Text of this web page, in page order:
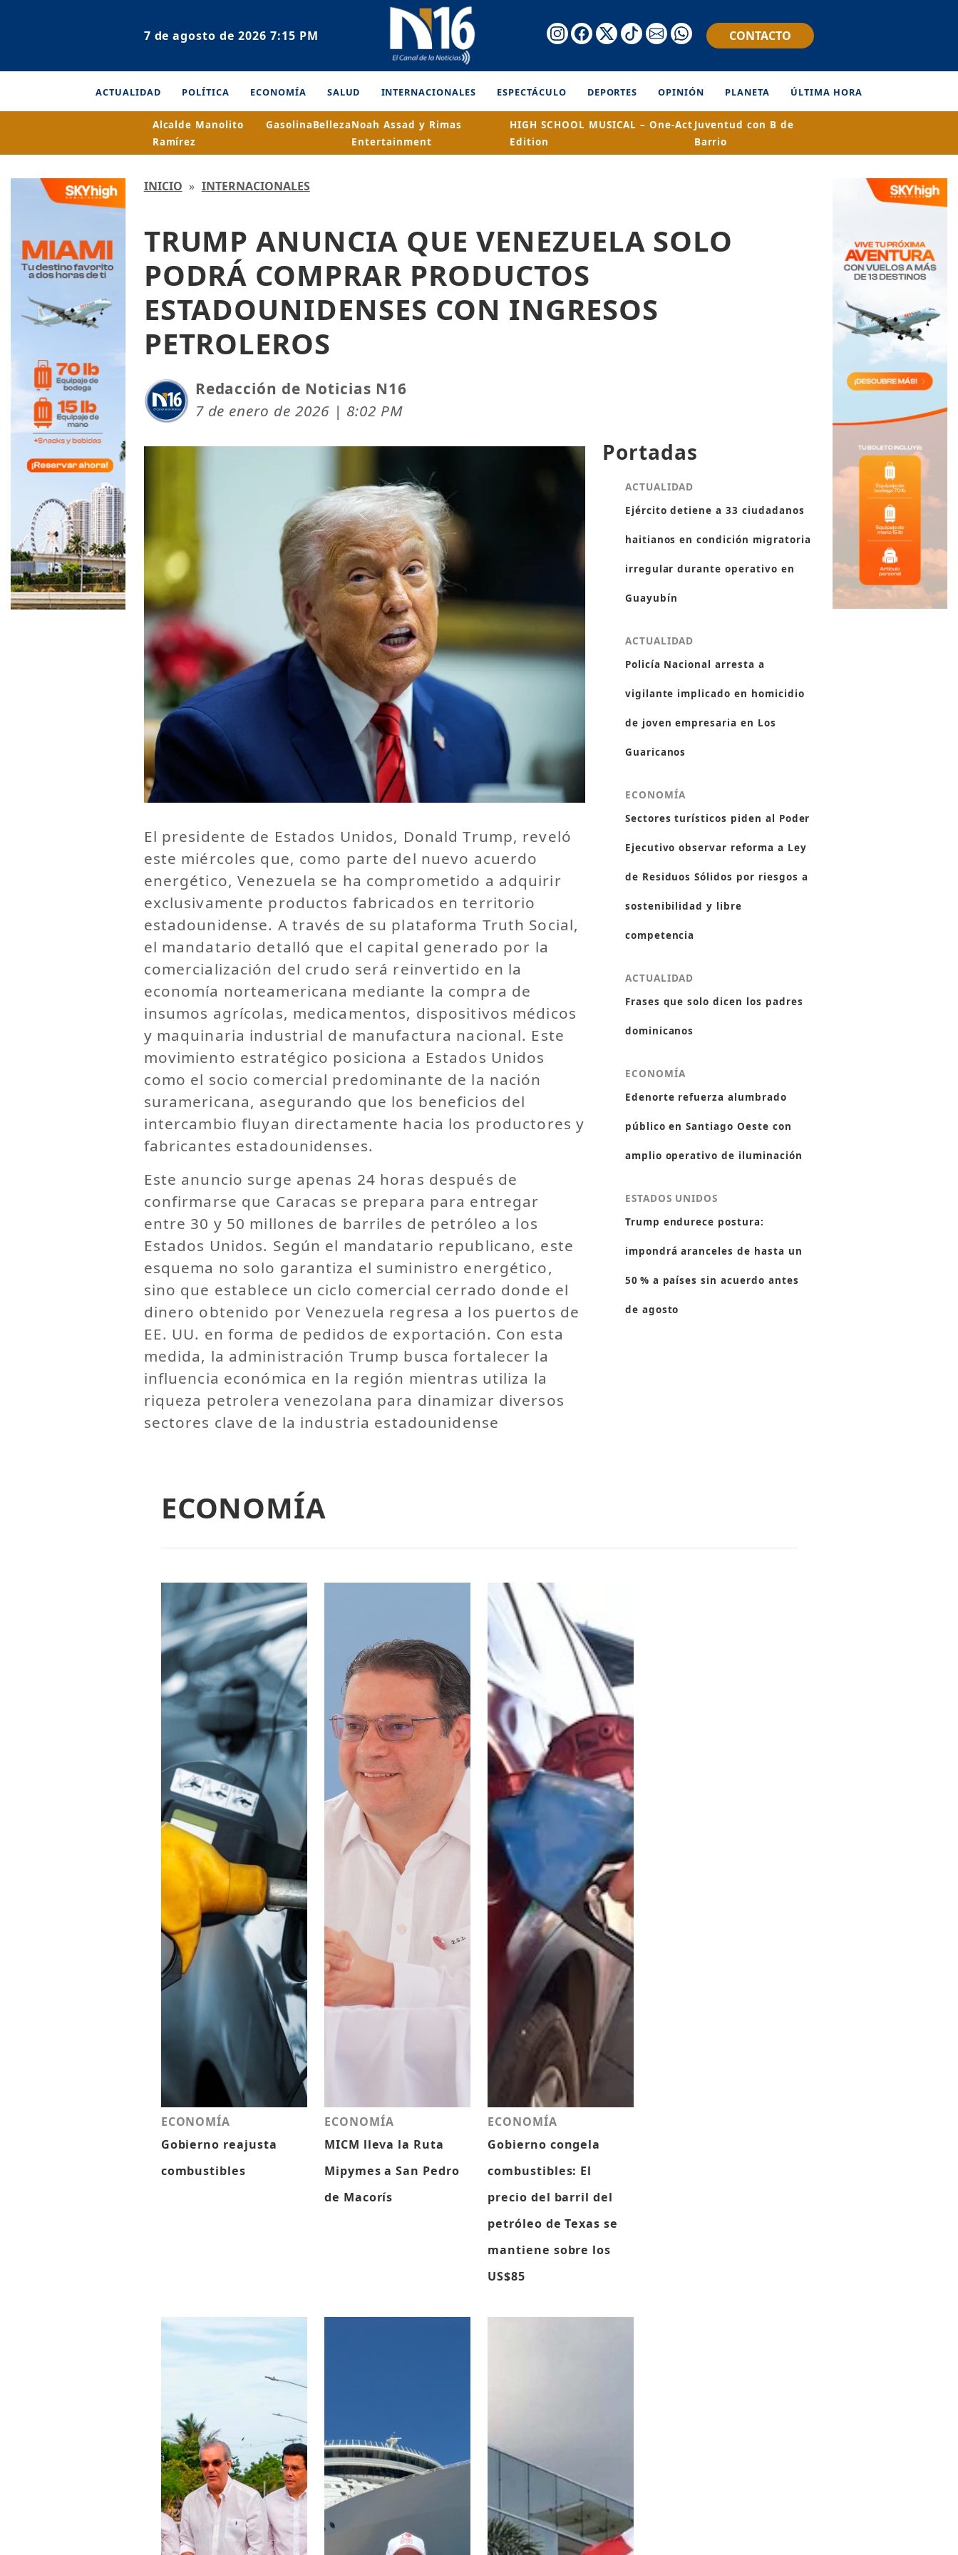
7 de agosto de 2026 7:15 PM CONTACTO
ACTUALIDAD POLÍTICA ECONOMÍA SALUD INTERNACIONALES ESPECTÁCULO DEPORTES OPINIÓN PLANETA ÚLTIMA HORA
Alcalde Manolito
Ramírez
GasolinaBellezaNoah Assad y Rimas
Entertainment
HIGH SCHOOL MUSICAL – One-Act
Edition
Juventud con B de
Barrio
INICIO » INTERNACIONALES
TRUMP ANUNCIA QUE VENEZUELA SOLO
PODRÁ COMPRAR PRODUCTOS
ESTADOUNIDENSES CON INGRESOS
PETROLEROS
Redacción de Noticias N16
7 de enero de 2026 | 8:02 PM
El presidente de Estados Unidos, Donald Trump, reveló
este miércoles que, como parte del nuevo acuerdo
energético, Venezuela se ha comprometido a adquirir
exclusivamente productos fabricados en territorio
estadounidense. A través de su plataforma Truth Social,
el mandatario detalló que el capital generado por la
comercialización del crudo será reinvertido en la
economía norteamericana mediante la compra de
insumos agrícolas, medicamentos, dispositivos médicos
y maquinaria industrial de manufactura nacional. Este
movimiento estratégico posiciona a Estados Unidos
como el socio comercial predominante de la nación
suramericana, asegurando que los beneficios del
intercambio fluyan directamente hacia los productores y
fabricantes estadounidenses.
Este anuncio surge apenas 24 horas después de
confirmarse que Caracas se prepara para entregar
entre 30 y 50 millones de barriles de petróleo a los
Estados Unidos. Según el mandatario republicano, este
esquema no solo garantiza el suministro energético,
sino que establece un ciclo comercial cerrado donde el
dinero obtenido por Venezuela regresa a los puertos de
EE. UU. en forma de pedidos de exportación. Con esta
medida, la administración Trump busca fortalecer la
influencia económica en la región mientras utiliza la
riqueza petrolera venezolana para dinamizar diversos
sectores clave de la industria estadounidense
Portadas
ACTUALIDAD
Ejército detiene a 33 ciudadanos
haitianos en condición migratoria
irregular durante operativo en
Guayubín
ACTUALIDAD
Policía Nacional arresta a
vigilante implicado en homicidio
de joven empresaria en Los
Guaricanos
ECONOMÍA
Sectores turísticos piden al Poder
Ejecutivo observar reforma a Ley
de Residuos Sólidos por riesgos a
sostenibilidad y libre
competencia
ACTUALIDAD
Frases que solo dicen los padres
dominicanos
ECONOMÍA
Edenorte refuerza alumbrado
público en Santiago Oeste con
amplio operativo de iluminación
ESTADOS UNIDOS
Trump endurece postura:
impondrá aranceles de hasta un
50 % a países sin acuerdo antes
de agosto
ECONOMÍA
ECONOMÍA
Gobierno reajusta
combustibles
ECONOMÍA
MICM lleva la Ruta
Mipymes a San Pedro
de Macorís
ECONOMÍA
Gobierno congela
combustibles: El
precio del barril del
petróleo de Texas se
mantiene sobre los
US$85